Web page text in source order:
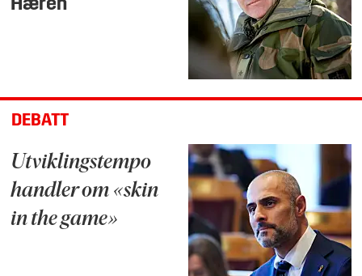
Hæren
DEBATT
Utviklingstempo
handler om «skin
in the game»